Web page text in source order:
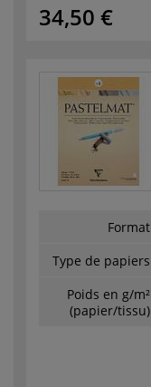
34,50 €
Format
Type de papiers
Poids en g/m²
(papier/tissu)